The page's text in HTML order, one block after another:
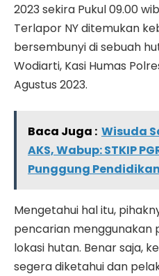
2023 sekira Pukul 09.00
Terlapor NY ditemukan
bersembunyi di sebuah
Wodiarti, Kasi Humas
Agustus 2023.
Baca Juga : Wisuda
AKS, Wabup: STKIP
Punggung Pendidikan
Mengetahui hal itu,
pencarian menggunakan
lokasi hutan. Benar saja,
segera diketahui dan